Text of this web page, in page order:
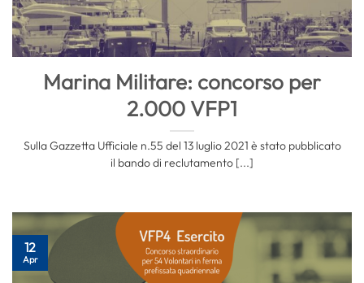
Marina Militare: concorso per
2.000 VFP1
Sulla Gazzetta Ufficiale n.55 del 13 luglio 2021 è stato pubblicato
il bando di reclutamento [...]
12
Apr